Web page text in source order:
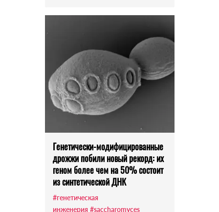
Генетически-модифицированные
дрожжи побили новый рекорд: их
геном более чем на 50% состоит
из синтетической ДНК
#генетическая
инженерия #saccharomyces